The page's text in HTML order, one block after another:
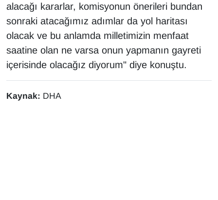
alacağı kararlar, komisyonun önerileri bundan
sonraki atacağımız adımlar da yol haritası
olacak ve bu anlamda milletimizin menfaat
saatine olan ne varsa onun yapmanın gayreti
içerisinde olacağız diyorum" diye konuştu.
Kaynak: DHA